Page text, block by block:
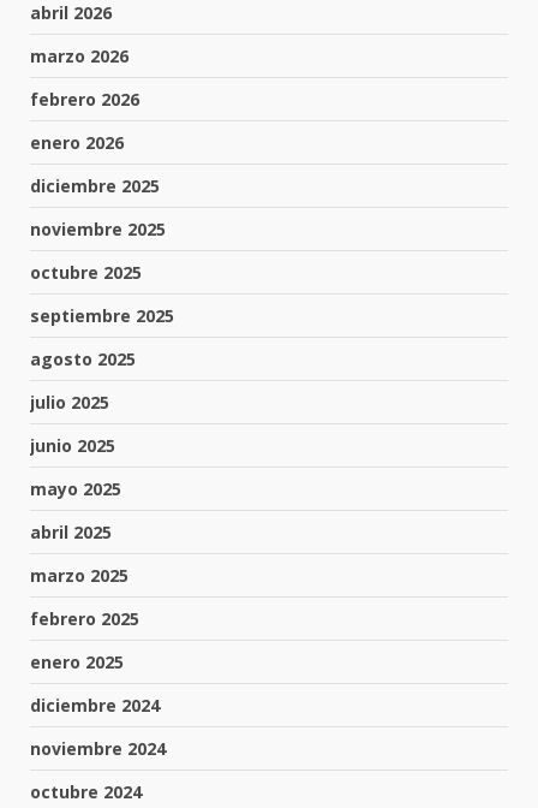
abril 2026
marzo 2026
febrero 2026
enero 2026
diciembre 2025
noviembre 2025
octubre 2025
septiembre 2025
agosto 2025
julio 2025
junio 2025
mayo 2025
abril 2025
marzo 2025
febrero 2025
enero 2025
diciembre 2024
noviembre 2024
octubre 2024